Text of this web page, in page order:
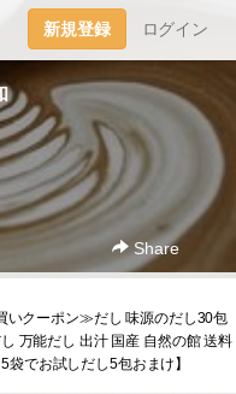
新規登録 ログイン
Share
クーポン≫だし 味源のだし30包
万能だし 出汁 国産 自然の館 送料
袋でお試しだし5包おまけ】